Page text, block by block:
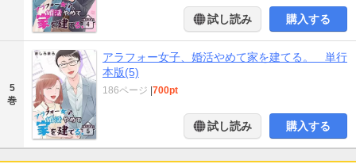
試し読み 購入する
5
巻
アラフォー女子、婚活やめて家を建てる。 単行
本版(5)
186ページ |700pt
試し読み 購入する